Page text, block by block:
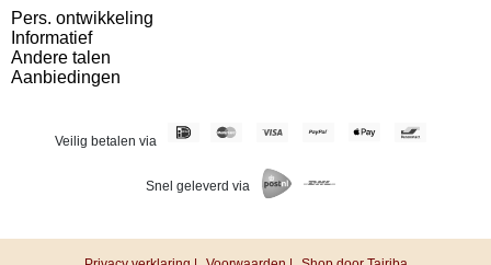
Pers. ontwikkeling
Informatief
Andere talen
Aanbiedingen
Veilig betalen via
Snel geleverd via